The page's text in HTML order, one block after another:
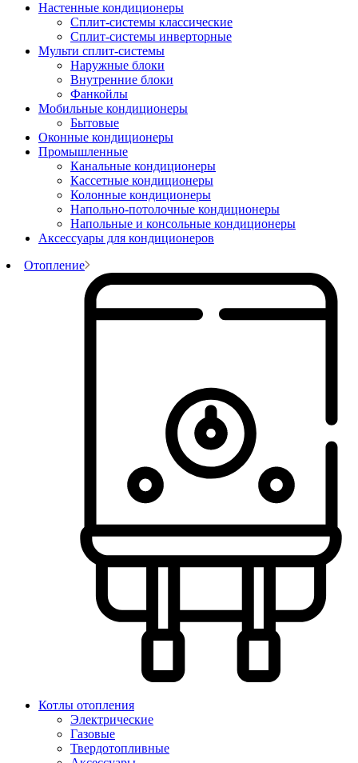
Настенные кондиционеры
Сплит-системы классические
Сплит-системы инверторные
Мульти сплит-системы
Наружные блоки
Внутренние блоки
Фанкойлы
Мобильные кондиционеры
Бытовые
Оконные кондиционеры
Промышленные
Канальные кондиционеры
Кассетные кондиционеры
Колонные кондиционеры
Напольно-потолочные кондиционеры
Напольные и консольные кондиционеры
Аксессуары для кондиционеров
Отопление
Котлы отопления
Электрические
Газовые
Твердотопливные